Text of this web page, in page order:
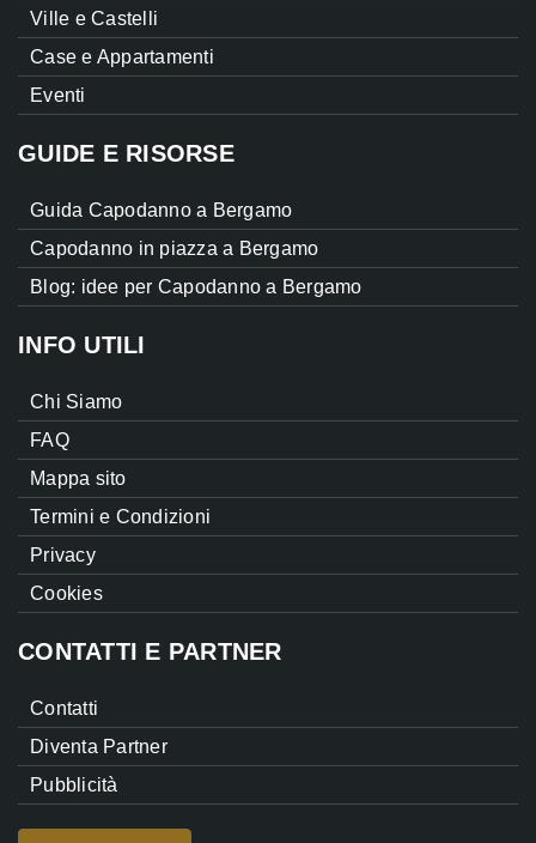
Ville e Castelli
Case e Appartamenti
Eventi
GUIDE E RISORSE
Guida Capodanno a Bergamo
Capodanno in piazza a Bergamo
Blog: idee per Capodanno a Bergamo
INFO UTILI
Chi Siamo
FAQ
Mappa sito
Termini e Condizioni
Privacy
Cookies
CONTATTI E PARTNER
Contatti
Diventa Partner
Pubblicità